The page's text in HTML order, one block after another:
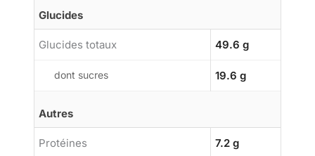
Glucides
Glucides totaux 49.6 g
dont sucres 19.6 g
Autres
Protéines 7.2 g